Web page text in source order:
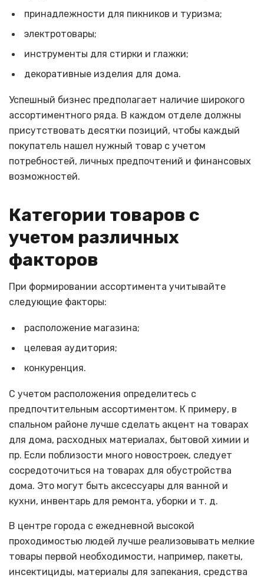
принадлежности для пикников и туризма;
электротовары;
инструменты для стирки и глажки;
декоративные изделия для дома.
Успешный бизнес предполагает наличие широкого
ассортиментного ряда. В каждом отделе должны
присутствовать десятки позиций, чтобы каждый
покупатель нашел нужный товар с учетом
потребностей, личных предпочтений и финансовых
возможностей.
Категории товаров с
учетом различных
факторов
При формировании ассортимента учитывайте
следующие факторы:
расположение магазина;
целевая аудитория;
конкуренция.
С учетом расположения определитесь с
предпочтительным ассортиментом. К примеру, в
спальном районе лучше сделать акцент на товарах
для дома, расходных материалах, бытовой химии и
пр. Если поблизости много новостроек, следует
сосредоточиться на товарах для обустройства
дома. Это могут быть аксессуары для ванной и
кухни, инвентарь для ремонта, уборки и т. д.
В центре города с ежедневной высокой
проходимостью людей лучше реализовывать мелкие
товары первой необходимости, например, пакеты,
инсектициды, материалы для запекания, средства